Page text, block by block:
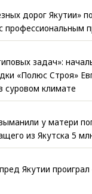
дорог Якутии»
профессиональным
задач»:
«Полюс Строя»
суровом климате
у матери
из Якутска 5
Якутии проиграл